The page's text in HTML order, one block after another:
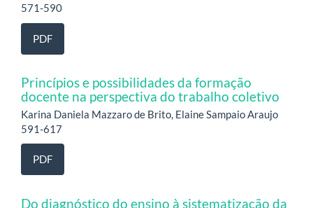
571-590
PDF
Princípios e possibilidades da formação
docente na perspectiva do trabalho coletivo
Karina Daniela Mazzaro de Brito, Elaine Sampaio Araujo
591-617
PDF
Do diagnóstico do ensino à sistematização da